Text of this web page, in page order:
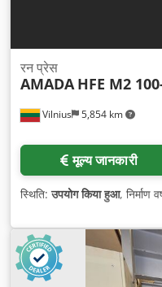
Vilnius 5,854 km
रन प्रेस
AMADA HFE M2
मूल्य जानकारी
स्थिति:उपयोग किया हुआ, निर्माण